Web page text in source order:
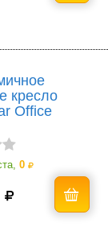
кресло
Office
0